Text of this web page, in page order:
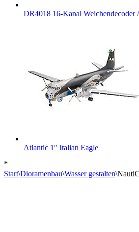
DR4018 16-Kanal Weichendecoder
Atlantic 1″ Italian Eagle
*
Start\Dioramenbau\Wasser gestalten\